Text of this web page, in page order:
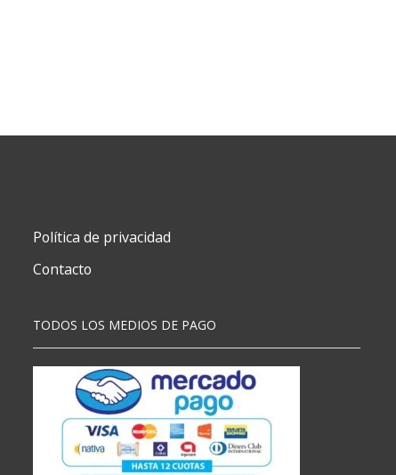
Política de privacidad
Contacto
TODOS LOS MEDIOS DE PAGO